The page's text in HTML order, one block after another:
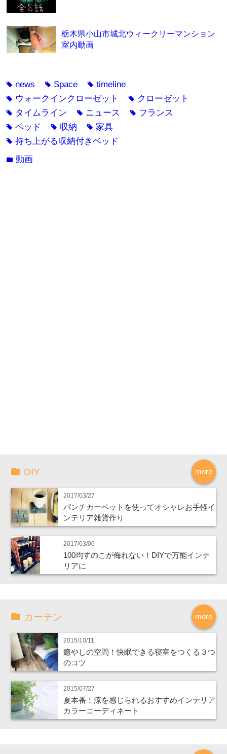
栃木県小山市城北ウィークリーマンション
室内動画
tag news tag Space tagtimeline
tag ウォークインクローゼット tag クローゼット
tag タイムライン tag ニュース tag フランス
tagベッド tag 収納 tag 家具
tag持ち上がる収納付きベッド
folder動画
more
DIY
2017/03/27
パンチカーペットを使ってオシャレお手軽イ
ンテリア雑貨作り
2017/03/06
100均すのこが侮れない！DIYで万能インテ
リアに
more
カーテン
2015/10/11
癒やしの空間！快眠できる寝室をつくる３つ
のコツ
2015/07/27
夏本番！涼を感じられるおすすめインテリア
カラーコーディネート